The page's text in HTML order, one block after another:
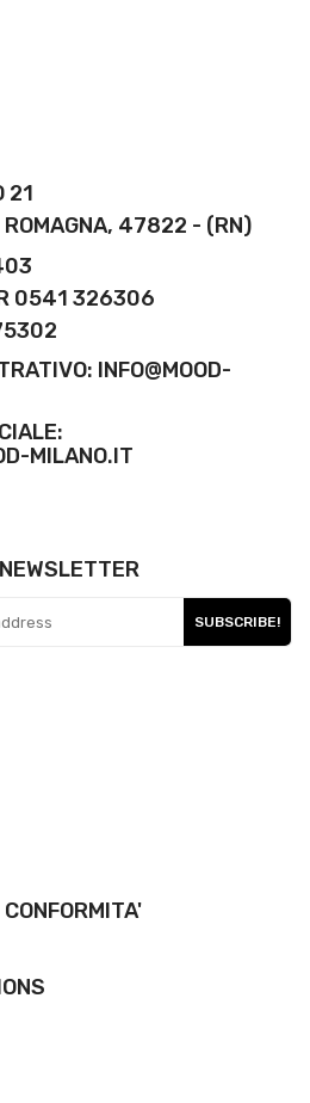
21
ROMAGNA, 47822 - (RN)
0541 326306
INFO@MOOD-
MILANO.IT
SUBSCRIBE!